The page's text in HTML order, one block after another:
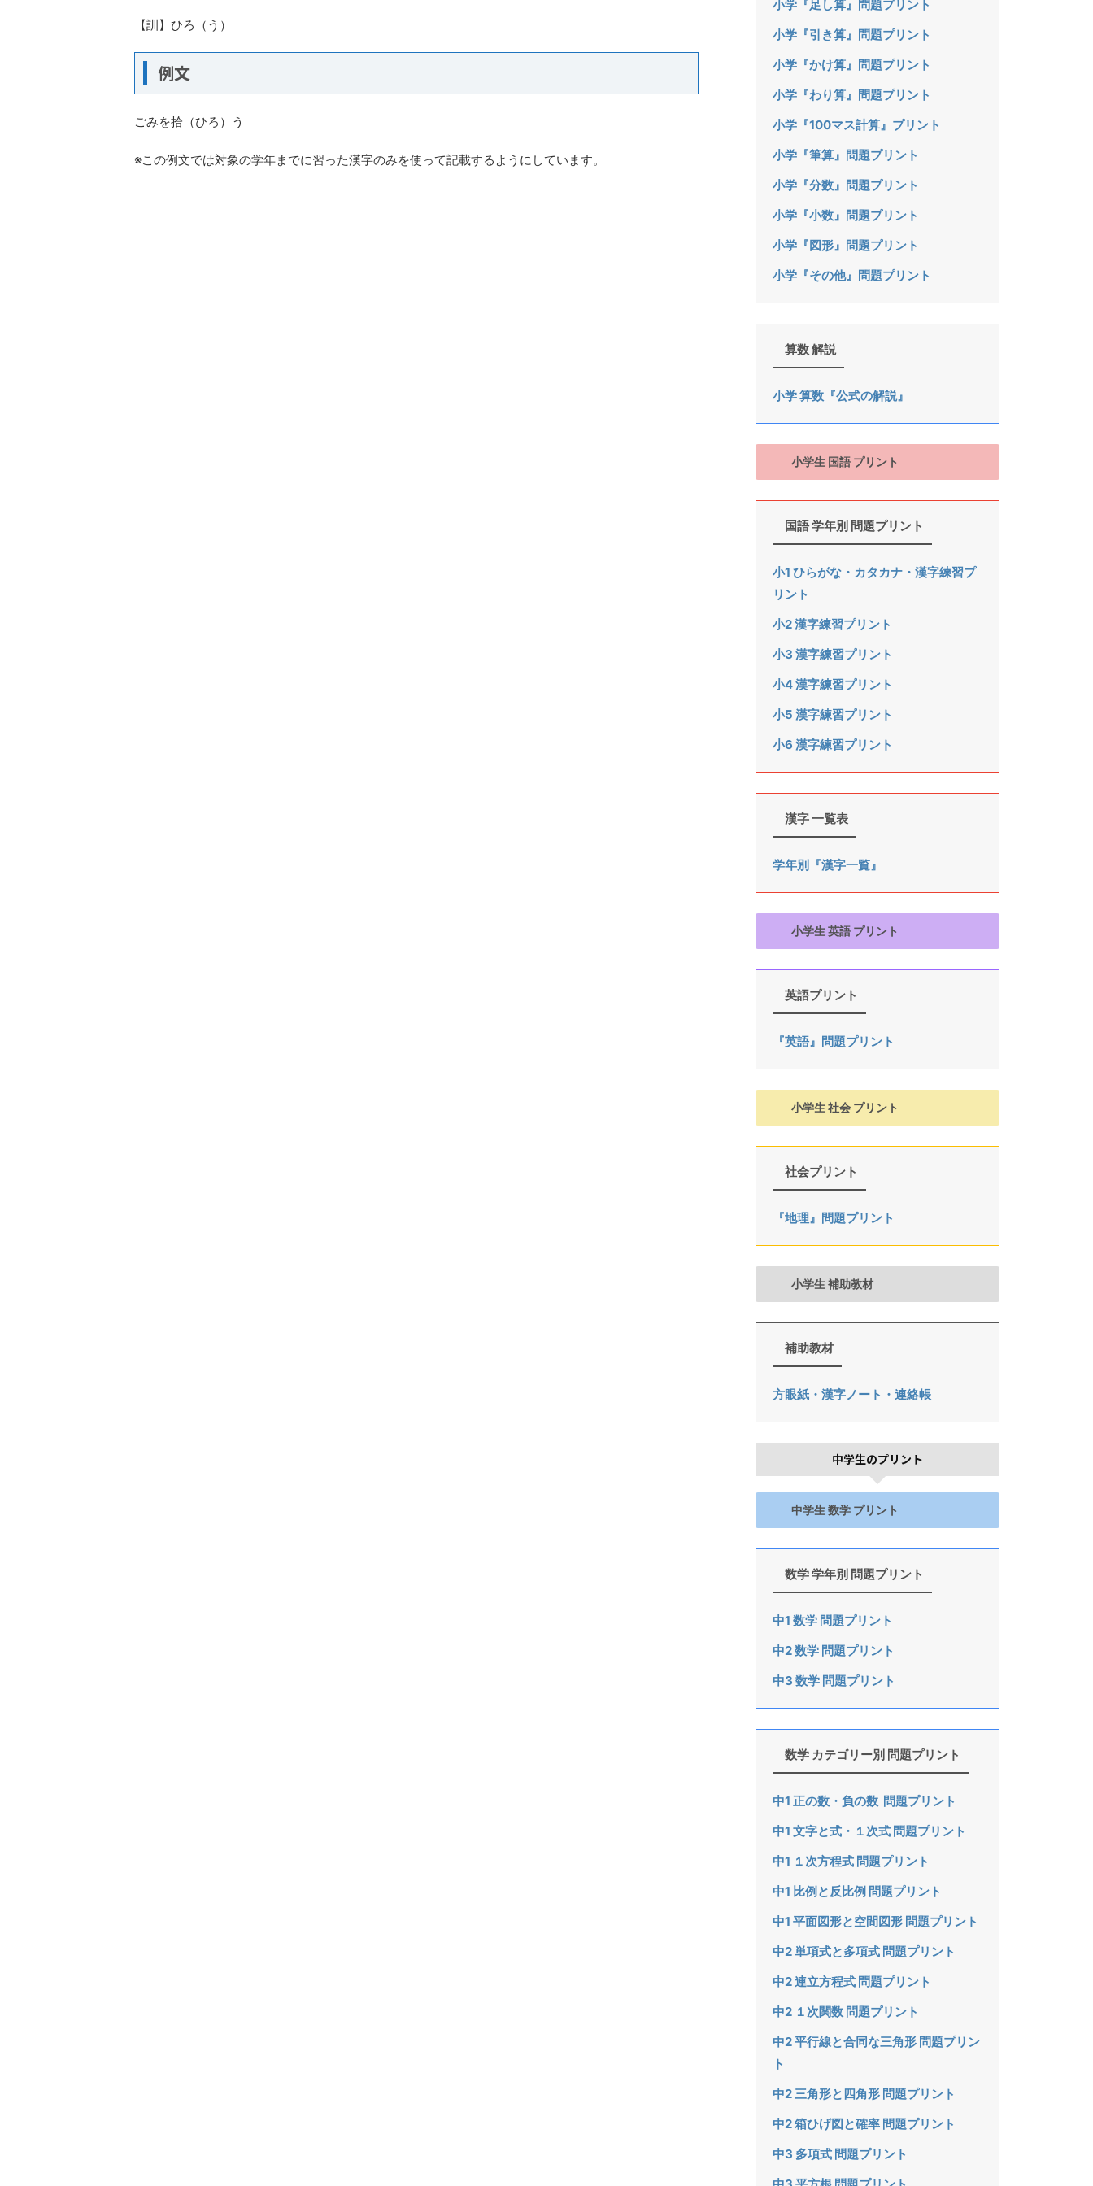
【訓】ひろ（う）
例文
ごみを拾（ひろ）う
※この例文では対象の学年までに習った漢字のみを使って記載するようにしています。
小学『足し算』問題プリント
小学『引き算』問題プリント
小学『かけ算』問題プリント
小学『わり算』問題プリント
小学『100マス計算』プリント
小学『筆算』問題プリント
小学『分数』問題プリント
小学『小数』問題プリント
小学『図形』問題プリント
小学『その他』問題プリント
算数 解説
小学 算数『公式の解説』
小学生 国語 プリント
国語 学年別 問題プリント
小1 ひらがな・カタカナ・漢字練習プ
リント
小2 漢字練習プリント
小3 漢字練習プリント
小4 漢字練習プリント
小5 漢字練習プリント
小6 漢字練習プリント
漢字 一覧表
学年別『漢字一覧』
小学生 英語 プリント
英語プリント
『英語』問題プリント
小学生 社会 プリント
社会プリント
『地理』問題プリント
小学生 補助教材
補助教材
方眼紙・漢字ノート・連絡帳
中学生のプリント
中学生 数学 プリント
数学 学年別 問題プリント
中1 数学 問題プリント
中2 数学 問題プリント
中3 数学 問題プリント
数学 カテゴリー別 問題プリント
中1 正の数・負の数 問題プリント
中1 文字と式・１次式 問題プリント
中1 １次方程式 問題プリント
中1 比例と反比例 問題プリント
中1 平面図形と空間図形 問題プリント
中2 単項式と多項式 問題プリント
中2 連立方程式 問題プリント
中2 １次関数 問題プリント
中2 平行線と合同な三角形 問題プリン
ト
中2 三角形と四角形 問題プリント
中2 箱ひげ図と確率 問題プリント
中3 多項式 問題プリント